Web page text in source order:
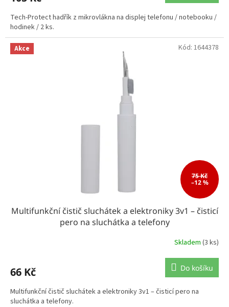
Tech-Protect hadřík z mikrovlákna na displej telefonu / notebooku /
hodinek / 2 ks.
Akce
75 Kč
–12 %
Multifunkční čistič sluchátek a elektroniky 3v1 – čisticí
pero na sluchátka a telefony
Skladem (3 ks)
66 Kč Do košíku
Multifunkční čistič sluchátek a elektroniky 3v1 – čisticí pero na
sluchátka a telefony.
Kód: 1644378